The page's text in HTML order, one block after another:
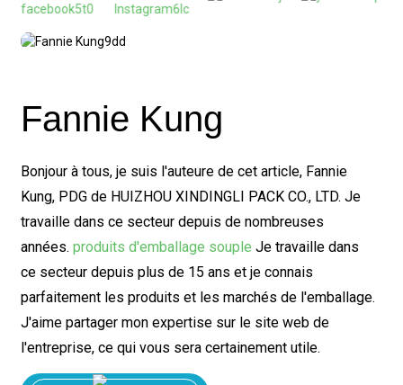
Fannie Kung
Bonjour à tous, je suis l'auteure de cet article, Fannie
Kung, PDG de HUIZHOU XINDINGLI PACK CO., LTD. Je
travaille dans ce secteur depuis de nombreuses
années. produits d'emballage souple Je travaille dans
ce secteur depuis plus de 15 ans et je connais
parfaitement les produits et les marchés de l'emballage.
J'aime partager mon expertise sur le site web de
l'entreprise, ce qui vous sera certainement utile.